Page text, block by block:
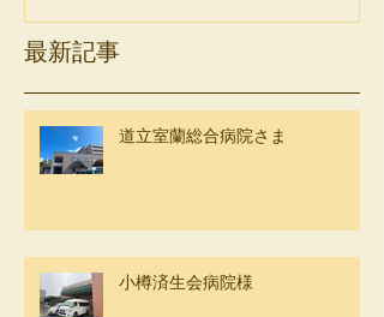
最新記事
道立室蘭総合病院さま
小樽済生会病院様